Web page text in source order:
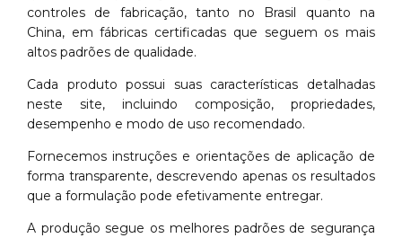
controles de fabricação, tanto no Brasil quanto na
China, em fábricas certificadas que seguem os mais
altos padrões de qualidade.
Cada produto possui suas características detalhadas
neste site, incluindo composição, propriedades,
desempenho e modo de uso recomendado.
Fornecemos instruções e orientações de aplicação de
forma transparente, descrevendo apenas os resultados
que a formulação pode efetivamente entregar.
A produção segue os melhores padrões de segurança